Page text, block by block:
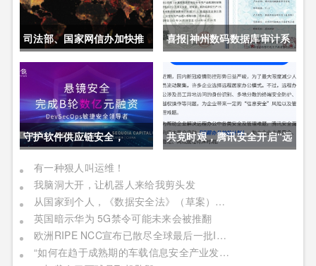
司法部、国家网信办加快推
动制定《未成年人网络保护
喜报|神州数码数据库审计系
统获公安部销售许可证
守护软件供应链安全，
DevSecOps头部厂商「悬
镜安全」完成B轮数亿元融
共克时艰，腾讯安全开启“远
有一种狠人叫运维！
我脑洞大开，让机器人来给我剪头发
从国家到个人，《数据安全法》（草案）对我们将有何影响
英国暗示华为 5G禁令可能未来会被推翻
欧洲RIPE NCC宣布已散尽全球最后一批IPv4地址
“如何在趋于成熟期的车载信息安全产业发展阶段中成功获取商业机遇”